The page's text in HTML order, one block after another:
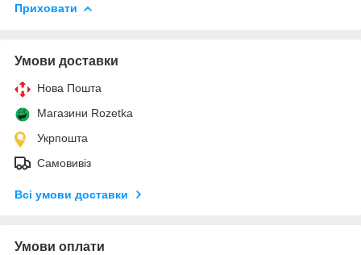
Приховати
Умови доставки
Нова Пошта
Магазини Rozetka
Укрпошта
Самовивіз
Всі умови доставки
Умови оплати